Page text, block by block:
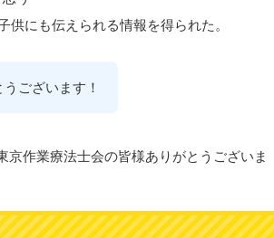
にも伝えられる情報を得られた。
ございます！
作業療法士会の皆様ありがとうございま